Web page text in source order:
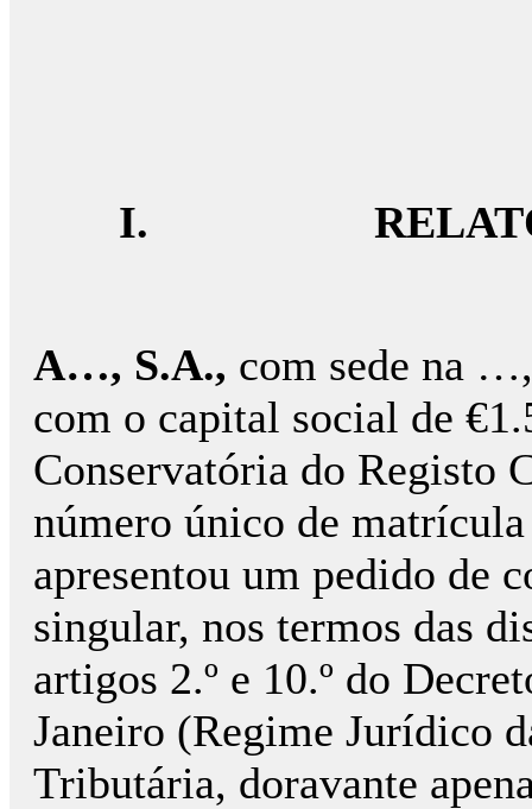
I.
A…, S.A., com sede na
com o capital social de
Conservatória do Registo
número único de
apresentou um pedido de
singular, nos termos das
artigos 2.º e 10.º do
Janeiro (Regime Jurídico
Tributária, doravante